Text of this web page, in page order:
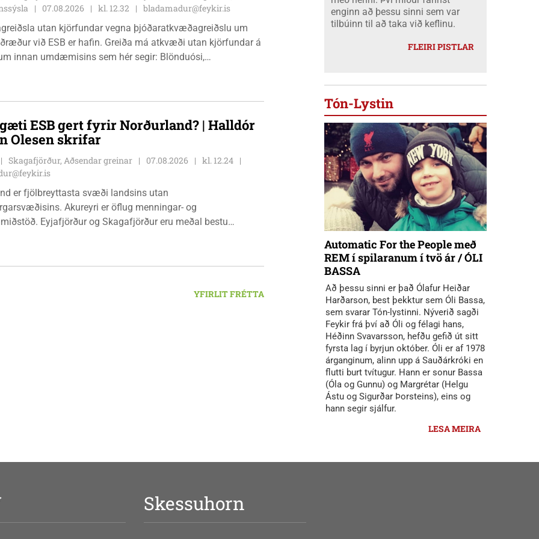
07.08.2026 kl. 12.32
bladamadur@feykir.is
utan kjörfundar vegna þjóðaratkvæðagreiðslu um
er hafin. Greiða má atkvæði utan kjörfundar á
innan umdæmisins sem hér segir: Blönduósi,
- 15:00. Hvammstanga, ráðhúsi Húnaþings vestra að
og föstudaga kl. 10:00 - 12:00. Skagaströnd,
að Túnbraut 1-3, Skagaströnd, mánudaga -
kl. 09:00 - 12:00 og 13:00 - 15:00, frá og með
17. ágúst 2026.
ESB gert fyrir Norðurland? | Halldór
Olesen skrifar
Skagafjörður, Aðsendar greinar 07.08.2026
kl. 12.24
er fjölbreyttasta svæði landsins utan
Akureyri er öflug menningar- og
Eyjafjörður og Skagafjörður eru meðal bestu
og nýsköpun.
YFIRLIT FRÉTTA
enginn að þessu sinni sem var
tilbúinn til að taka við keflinu.
FLEIRI PISTLAR
Tón-Lystin
Automatic For the People með
REM í spilaranum í tvö ár / ÓLI
BASSA
Að þessu sinni er það Ólafur Heiðar
Harðarson, best þekktur sem Óli Bassa,
sem svarar Tón-lystinni. Nýverið sagði
Feykir frá því að Óli og félagi hans,
Héðinn Svavarsson, hefðu gefið út sitt
fyrsta lag í byrjun október. Óli er af 1978
árganginum, alinn upp á Sauðárkróki en
flutti burt tvítugur. Hann er sonur Bassa
(Óla og Gunnu) og Margrétar (Helgu
Ástu og Sigurðar Þorsteins), eins og
hann segir sjálfur.
LESA MEIRA
Skessuhorn